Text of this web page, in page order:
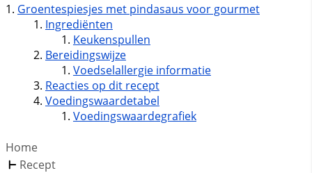
Groentespiesjes met pindasaus voor gourmet
Ingrediënten
Keukenspullen
Bereidingswijze
Voedselallergie informatie
Reacties op dit recept
Voedingswaardetabel
Voedingswaardegrafiek
Home
Recept